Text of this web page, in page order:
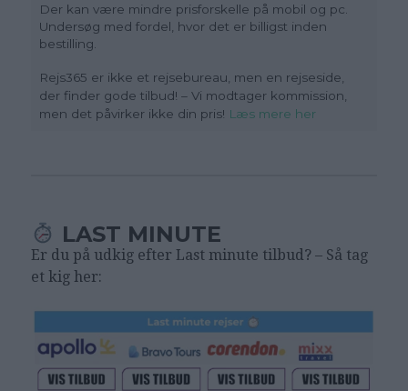
Der kan være mindre prisforskelle på mobil og pc.
Undersøg med fordel, hvor det er billigst inden
bestilling.
Rejs365 er ikke et rejsebureau, men en rejseside,
der finder gode tilbud! – Vi modtager kommission,
men det påvirker ikke din pris! Læs mere her
LAST MINUTE
Er du på udkig efter Last minute tilbud? – Så tag
et kig her: